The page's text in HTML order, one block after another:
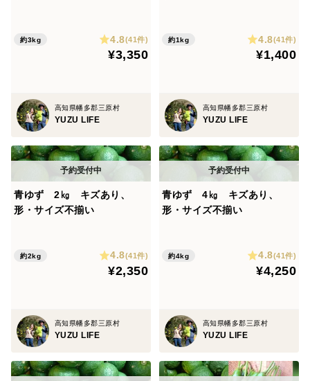
約3kg 4.8(41件)
¥3,350
高知県幡多郡三原村
YUZU LIFE
約1kg 4.8(41件)
¥1,400
高知県幡多郡三原村
YUZU LIFE
青ゆず 2㎏ キズあり、
形・サイズ不揃い
約2kg 4.8(41件)
¥2,350
高知県幡多郡三原村
YUZU LIFE
青ゆず 4㎏ キズあり、
形・サイズ不揃い
約4kg 4.8(41件)
¥4,250
高知県幡多郡三原村
YUZU LIFE